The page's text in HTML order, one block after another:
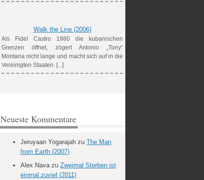
Walk the Line (2006)
Als Fidel Castro 1980 die kubanischen
Grenzen öffnet, zögert Antonio „Tony“
Montana nicht lange und macht sich auf in die
Vereinigten Staaten. [...]
Neueste Kommentare
Jeruyaan Yogarajah zu The Man
from Earth (2007)
Alex Navazu Zweimal Sterben ist
einmal zuviel (2011)